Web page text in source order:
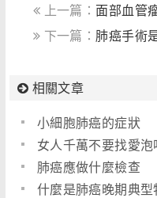
上一篇： 面部血管
下一篇： 肺癌手術
相關文章
小細胞肺癌的症狀
女人千萬不要找愛
肺癌應做什麼檢查
什麼是肺癌晚期典型